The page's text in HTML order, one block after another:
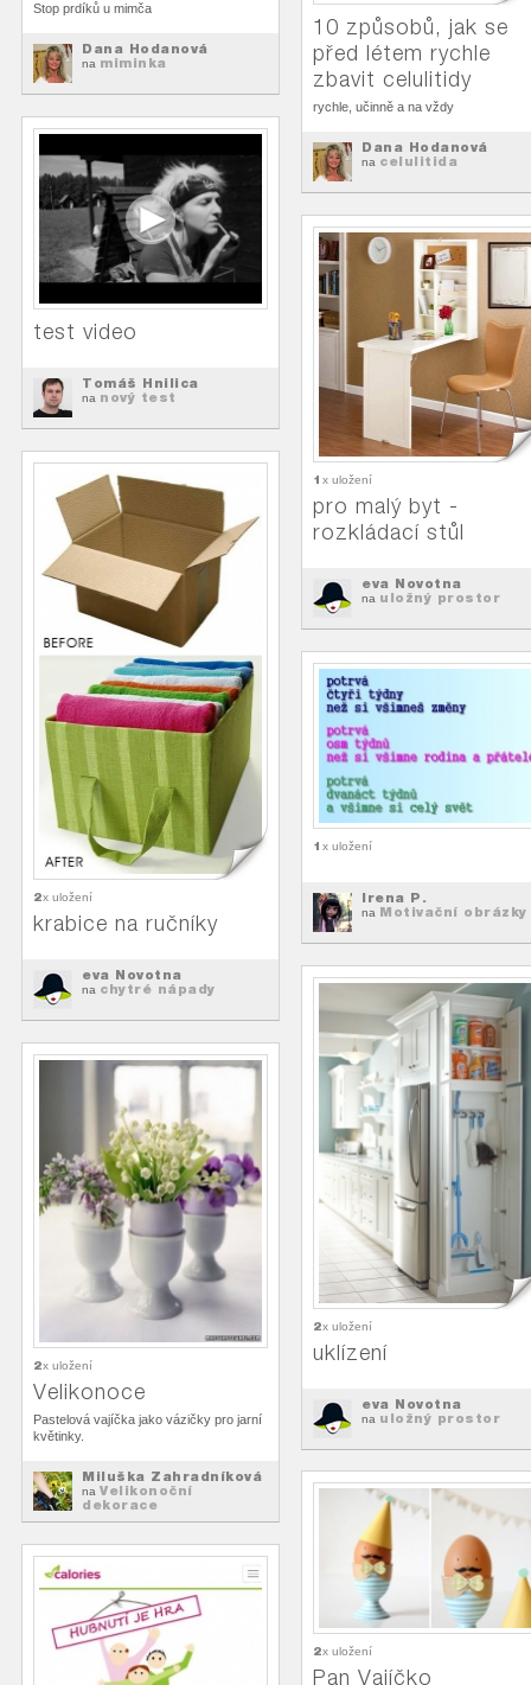
Stop prdíků u mimča
Dana Hodanová
na miminka
10 způsobů, jak se
před létem rychle
zbavit celulitidy
rychle, učinně a na vždy
Dana Hodanová
na celulitida
test video
Tomáš Hnilica
na nový test
1 x uložení
pro malý byt -
rozkládací stůl
eva Novotna
na uložný prostor
2x uložení
krabice na ručníky
eva Novotna
na chytré nápady
1 x uložení
Irena P.
na Motivační obrázky
2x uložení
uklízení
eva Novotna
na uložný prostor
2x uložení
Velikonoce
Pastelová vajíčka jako vázičky pro jarní
květinky.
Miluška Zahradníková
na Velikonoční
dekorace
2x uložení
Pan Vajíčko